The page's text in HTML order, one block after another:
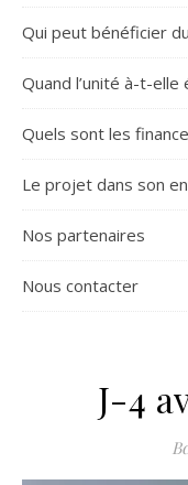
Qui peut bénéficier
Quand l’unité à-t-
Quels sont les
Le projet dans son
Nos partenaires
Nous contacter
J-4